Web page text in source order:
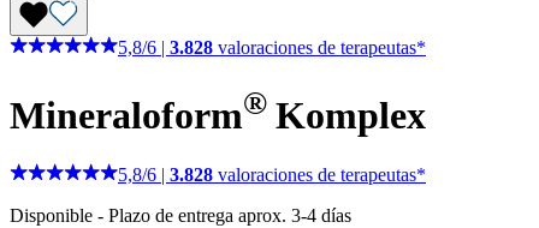
5,8/6 3.828 valoraciones de terapeutas*
Mineraloform® Komplex
5,8/6 | 3.828 valoraciones de terapeutas*
Disponible - Plazo de entrega aprox. 3-4 días